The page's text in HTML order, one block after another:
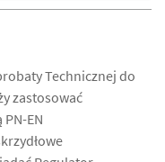
Technicznej do
zastosować
EN